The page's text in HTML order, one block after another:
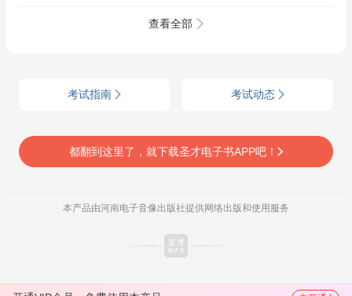
查看全部
考试指南 考试动态
都翻到这里了，就下载圣才电子书APP吧！
本产品由河南电子音像出版社提供网络出版和使用服务